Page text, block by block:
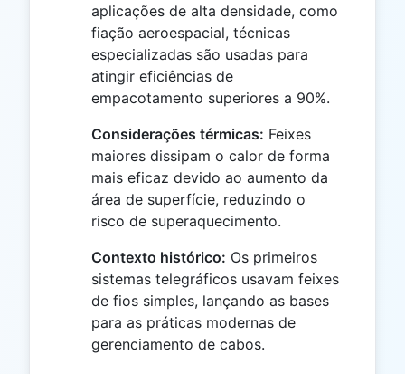
aplicações de alta densidade, como
fiação aeroespacial, técnicas
especializadas são usadas para
atingir eficiências de
empacotamento superiores a 90%.
Considerações térmicas: Feixes
maiores dissipam o calor de forma
mais eficaz devido ao aumento da
área de superfície, reduzindo o
risco de superaquecimento.
Contexto histórico: Os primeiros
sistemas telegráficos usavam feixes
de fios simples, lançando as bases
para as práticas modernas de
gerenciamento de cabos.